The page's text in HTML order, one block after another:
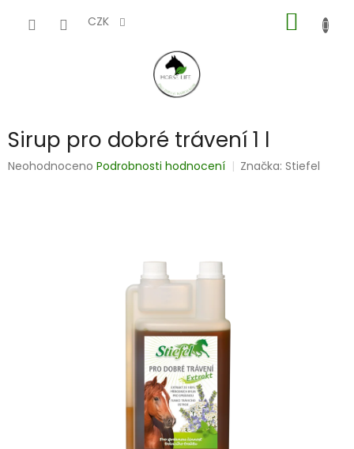
CZK
KOŠÍK
Sirup pro dobré trávení 1 l
Průměrné
Neohodnoceno Podrobnosti hodnocení Značka:Stiefel